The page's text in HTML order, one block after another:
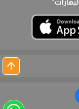
arrow_upward